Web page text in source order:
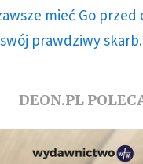
mieć Go
prawdziwy
DEON.PL